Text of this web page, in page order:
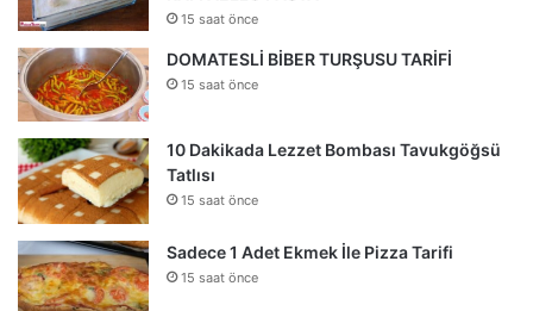
15 saat önce
DOMATESLİ BİBER TURŞUSU TARİFİ
15 saat önce
10 Dakikada Lezzet Bombası Tavukgöğsü
Tatlısı
15 saat önce
Sadece 1 Adet Ekmek İle Pizza Tarifi
15 saat önce